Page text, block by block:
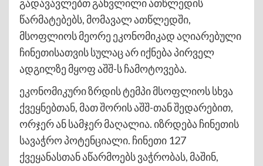
გადავავლებთ განვლილი ათწლედის
წარმატებებს, მომავალ ათწლედში,
მსოფლიოს მეორე ეკონომიკად აღიარებული
ჩინეთისათვის სულაც არ იქნება პირველ
ადგილზე მყოფ აშშ-ს ჩამოტოვება.
ეკონომიკური ზრდის ტემპი მსოფლიოს სხვა
ქვეყნებთან, მათ შორის აშშ-თან შედარებით,
ორჯერ ან სამჯერ მაღალია. იზრდება ჩინეთის
სავაჭრო პოტენციალი. ჩინეთი 127
ქვეყანასთან აწარმოებს ვაჭრობას, მაშინ,